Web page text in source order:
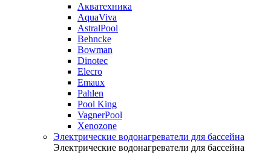
Акватехника
AquaViva
AstralPool
Behncke
Bowman
Dinotec
Elecro
Emaux
Pahlen
Pool King
VagnerPool
Xenozone
Электрические водонагреватели для бассейна
Электрические водонагреватели для бассейна